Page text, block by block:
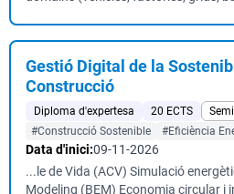
Gestió Digital de la
Construcció
Diploma d'expertesa 20 ECTS
#Construcció Sostenible
#Eficiència
Data d'inici:09-11-2026
...le de Vida (ACV) Simulació
Modeling (BEM) Economia circular i